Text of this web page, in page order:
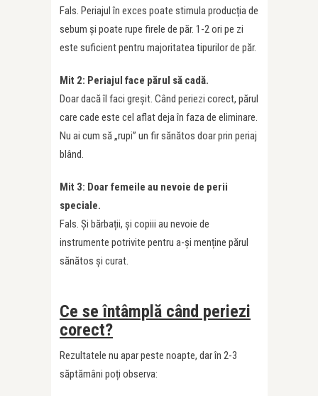
Fals. Periajul în exces poate stimula producția de
sebum și poate rupe firele de păr. 1-2 ori pe zi
este suficient pentru majoritatea tipurilor de păr.
Mit 2: Periajul face părul să cadă.
Doar dacă îl faci greșit. Când periezi corect, părul
care cade este cel aflat deja în faza de eliminare.
Nu ai cum să „rupi” un fir sănătos doar prin periaj
blând.
Mit 3: Doar femeile au nevoie de perii
speciale.
Fals. Și bărbații, și copiii au nevoie de
instrumente potrivite pentru a-și menține părul
sănătos și curat.
Ce se întâmplă când periezi
corect?
Rezultatele nu apar peste noapte, dar în 2-3
săptămâni poți observa: